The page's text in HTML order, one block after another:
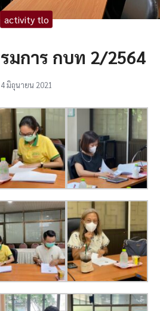
activity tlo
มการ กบท 2/2564
4 มิถุนายน 2021